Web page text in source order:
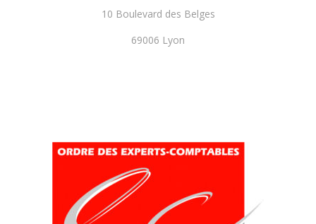
10 Boulevard des Belges
69006 Lyon